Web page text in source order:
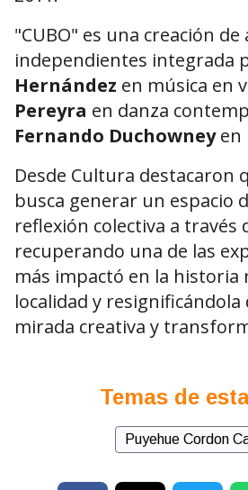
"CUBO" es una creación
independientes integrada
Hernández en música en
Pereyra en danza
Fernando Duchowneyen
Desde Cultura destacaron
busca generar un espacio
reflexión colectiva a través
recuperando una de las
más impactó en la historia
localidad y resignificándola
mirada creativa y
Temas de
Puyehue Cordon